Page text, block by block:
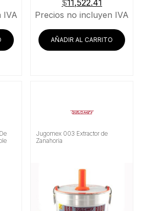
IVA
$11,522.41
Precios no incluyen IVA
AÑADIR AL CARRITO
Jugomex 003 Extractor de
Zanahoria